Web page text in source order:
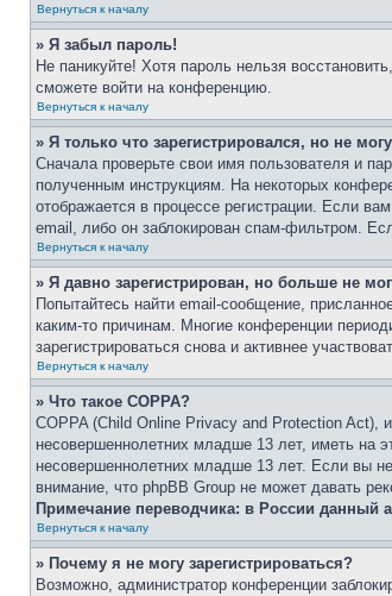
Вернуться к началу
» Я забыл пароль!
Не паникуйте! Хотя пароль нельзя
сможете войти на конференцию.
Вернуться к началу
» Я только что зарегистрировался, но не
Сначала проверьте свои имя пользователя и
полученным инструкциям. На некоторых
отображается в процессе регистрации. Если
email, либо он заблокирован спам-фильтром.
Вернуться к началу
» Я давно зарегистрирован, но больше не
Попытайтесь найти email-сообщение,
каким-то причинам. Многие конференции
зарегистрироваться снова и активнее
Вернуться к началу
» Что такое COPPA?
COPPA (Child Online Privacy and Protection Act),
несовершеннолетних младше 13 лет, иметь на
несовершеннолетних младше 13 лет. Если вы
внимание, что phpBB Group не может давать
Примечание переводчика: в России данный
Вернуться к началу
» Почему я не могу зарегистрироваться?
Возможно, администратор конференции